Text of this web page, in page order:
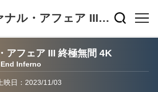
インファナル・アフェア III 終極無間 4K
アフェア III 終極無間 4K
Inferno
上映日：2023/11/03